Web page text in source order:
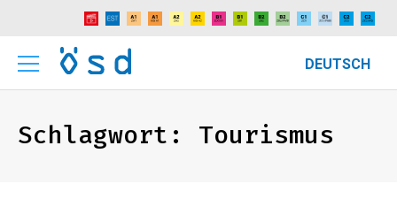
DEUTSCH
Schlagwort: Tourismus